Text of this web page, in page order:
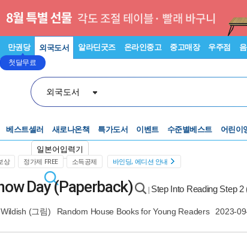
만권당
첫달무료
외국도서 알라딘굿즈 온라인중고 중고매장 우주점
외국도서
일본어입력기
베스트셀러 새로나온책 특가도서 이벤트
수준별베스트
수준별베스트
어린이
상 정가제 FREE 소득공제 바인딩, 에디션 안내
Day (Paperback) Step Into Reading Step 2
(그림) Random House Books for Young Readers 2023-